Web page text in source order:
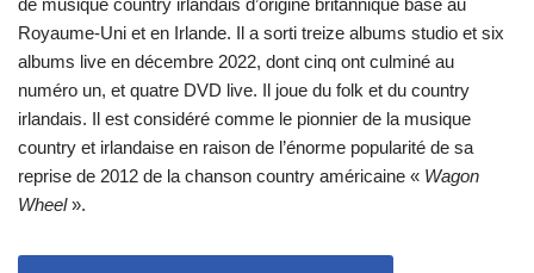
de musique country irlandais d’origine britannique basé au
Royaume-Uni et en Irlande. Il a sorti treize albums studio et six
albums live en décembre 2022, dont cinq ont culminé au
numéro un, et quatre DVD live. Il joue du folk et du country
irlandais. Il est considéré comme le pionnier de la musique
country et irlandaise en raison de l’énorme popularité de sa
reprise de 2012 de la chanson country américaine « Wagon
Wheel».